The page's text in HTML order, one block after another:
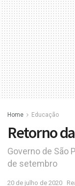
Home Educação
Retorno
Governo de São
de setembro
20 de julho de 2020